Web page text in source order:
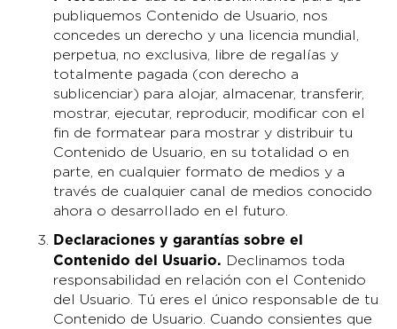
publiquemos Contenido de Usuario, nos
concedes un derecho y una licencia mundial,
perpetua, no exclusiva, libre de regalías y
totalmente pagada (con derecho a
sublicenciar) para alojar, almacenar, transferir,
mostrar, ejecutar, reproducir, modificar con el
fin de formatear para mostrar y distribuir tu
Contenido de Usuario, en su totalidad o en
parte, en cualquier formato de medios y a
través de cualquier canal de medios conocido
ahora o desarrollado en el futuro.
Declaraciones y garantías sobre el
Contenido del Usuario. Declinamos toda
responsabilidad en relación con el Contenido
del Usuario. Tú eres el único responsable de tu
Contenido de Usuario. Cuando consientes que